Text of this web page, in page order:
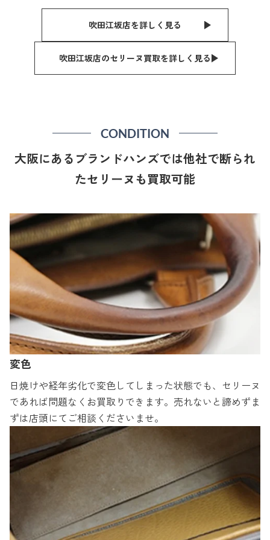
吹田江坂店を詳しく見る
吹田江坂店のセリーヌ買取を詳しく見る
CONDITION
大阪にあるブランドハンズでは他社で断られ
たセリーヌも買取可能
変色
日焼けや経年劣化で変色してしまった状態でも、セリーヌ
であれば問題なくお買取りできます。売れないと諦めずま
ずは店頭にてご相談くださいませ。